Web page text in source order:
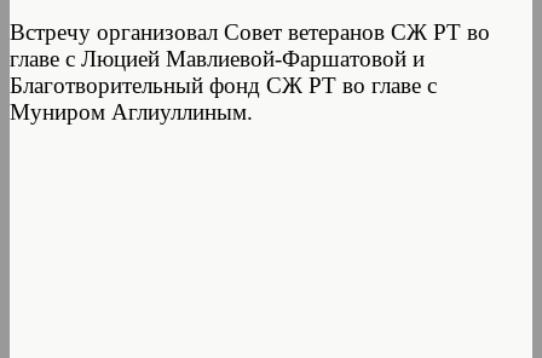
Встречу организовал Совет ветеранов СЖ РТ во
главе с Люцией Мавлиевой-Фаршатовой и
Благотворительный фонд СЖ РТ во главе с
Муниром Аглиуллиным.